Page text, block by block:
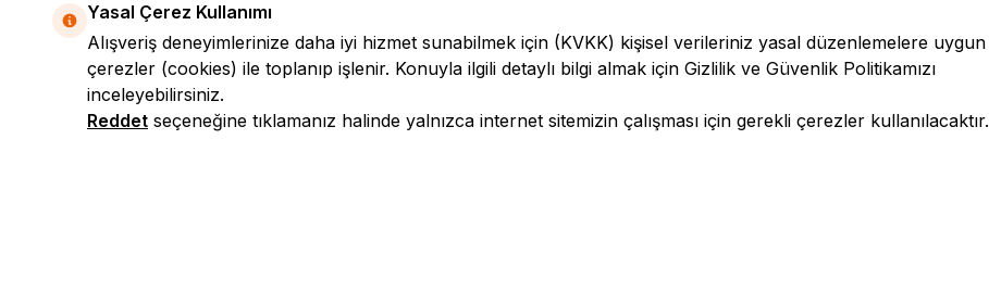
Yasal Çerez Kullanımı
Alışveriş deneyimlerinize daha iyi hizmet sunabilmek için (KVKK) kişisel verileriniz yasal düzenlemelere uygun
çerezler (cookies) ile toplanıp işlenir. Konuyla ilgili detaylı bilgi almak için Gizlilik ve Güvenlik Politikamızı
inceleyebilirsiniz.
Reddet seçeneğine tıklamanız halinde yalnızca internet sitemizin çalışması için gerekli çerezler kullanılacaktır.